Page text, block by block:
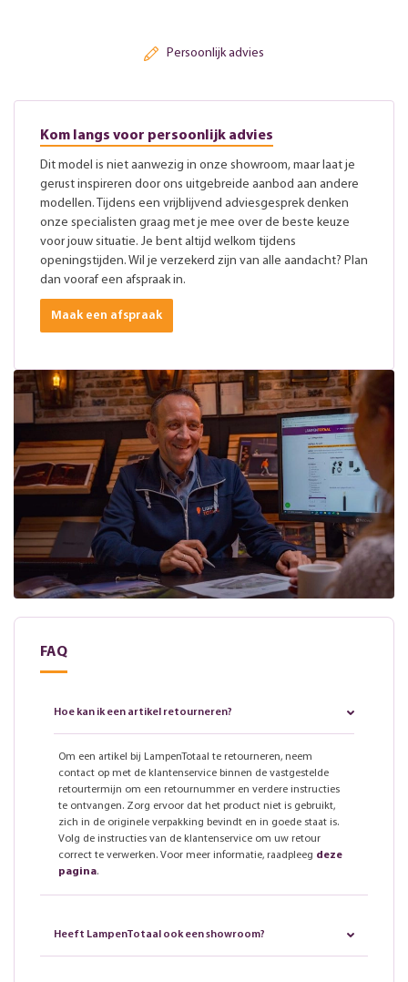
Persoonlijk advies
Kom langs voor persoonlijk advies
Dit model is niet aanwezig in onze showroom, maar laat je
gerust inspireren door ons uitgebreide aanbod aan andere
modellen. Tijdens een vrijblijvend adviesgesprek denken
onze specialisten graag met je mee over de beste keuze
voor jouw situatie. Je bent altijd welkom tijdens
openingstijden. Wil je verzekerd zijn van alle aandacht? Plan
dan vooraf een afspraak in.
Maak een afspraak
FAQ
Hoe kan ik een artikel retourneren?
Om een artikel bij LampenTotaal te retourneren, neem
contact op met de klantenservice binnen de vastgestelde
retourtermijn om een retournummer en verdere instructies
te ontvangen. Zorg ervoor dat het product niet is gebruikt,
zich in de originele verpakking bevindt en in goede staat is.
Volg de instructies van de klantenservice om uw retour
correct te verwerken. Voor meer informatie, raadpleeg deze
pagina.
Heeft LampenTotaal ook een showroom?